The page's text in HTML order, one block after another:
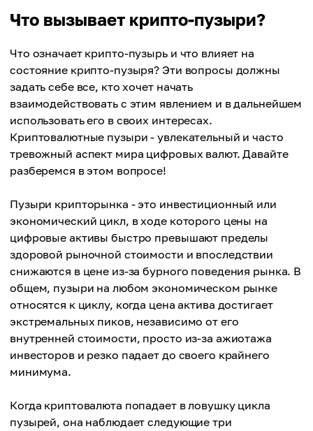
Что вызывает крипто-пузыри?
Что означает крипто-пузырь и что влияет на
состояние крипто-пузыря? Эти вопросы должны
задать себе все, кто хочет начать
взаимодействовать с этим явлением и в дальнейшем
использовать его в своих интересах.
Криптовалютные пузыри - увлекательный и часто
тревожный аспект мира цифровых валют. Давайте
разберемся в этом вопросе!
Пузыри крипторынка - это инвестиционный или
экономический цикл, в ходе которого цены на
цифровые активы быстро превышают пределы
здоровой рыночной стоимости и впоследствии
снижаются в цене из-за бурного поведения рынка. В
общем, пузыри на любом экономическом рынке
относятся к циклу, когда цена актива достигает
экстремальных пиков, независимо от его
внутренней стоимости, просто из-за ажиотажа
инвесторов и резко падает до своего крайнего
минимума.
Когда криптовалюта попадает в ловушку цикла
пузырей, она наблюдает следующие три